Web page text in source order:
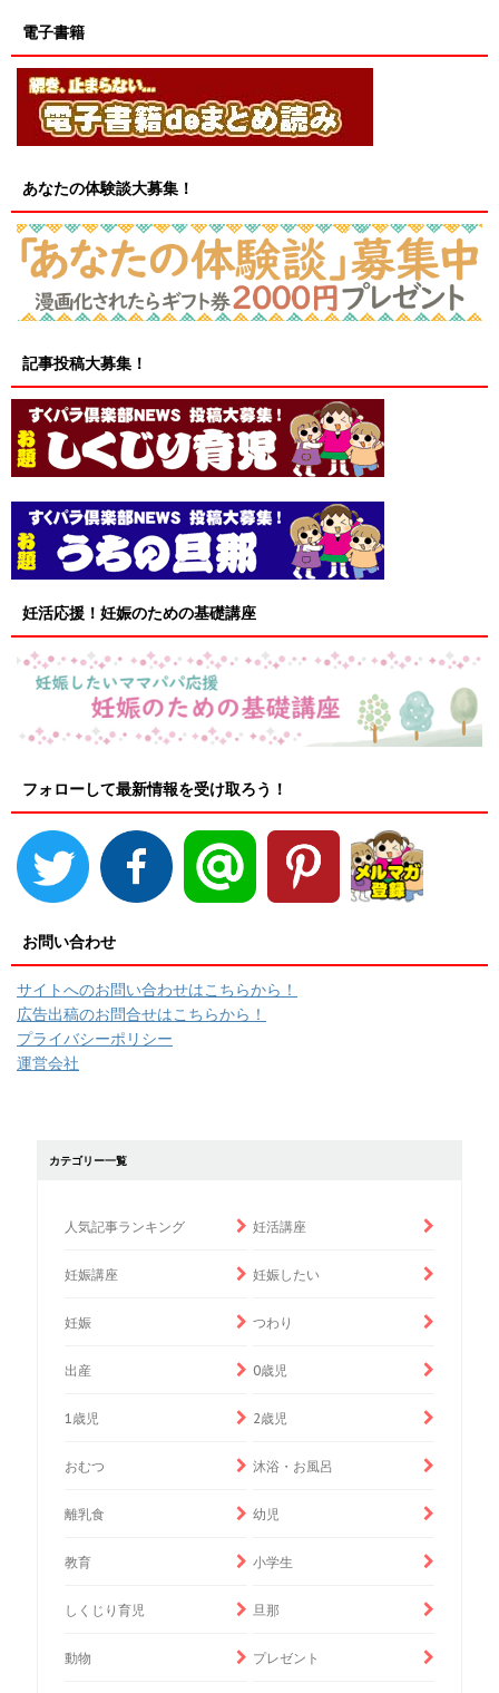
電子書籍
あなたの体験談大募集！
記事投稿大募集！
妊活応援！妊娠のための基礎講座
フォローして最新情報を受け取ろう！
お問い合わせ
サイトへのお問い合わせはこちらから！
広告出稿のお問合せはこちらから！
プライバシーポリシー
運営会社
カテゴリー一覧
人気記事ランキング 妊活講座
妊娠講座 妊娠したい
妊娠 つわり
出産 0歳児
1歳児 2歳児
おむつ 沐浴・お風呂
離乳食 幼児
教育 小学生
しくじり育児 旦那
動物 プレゼント